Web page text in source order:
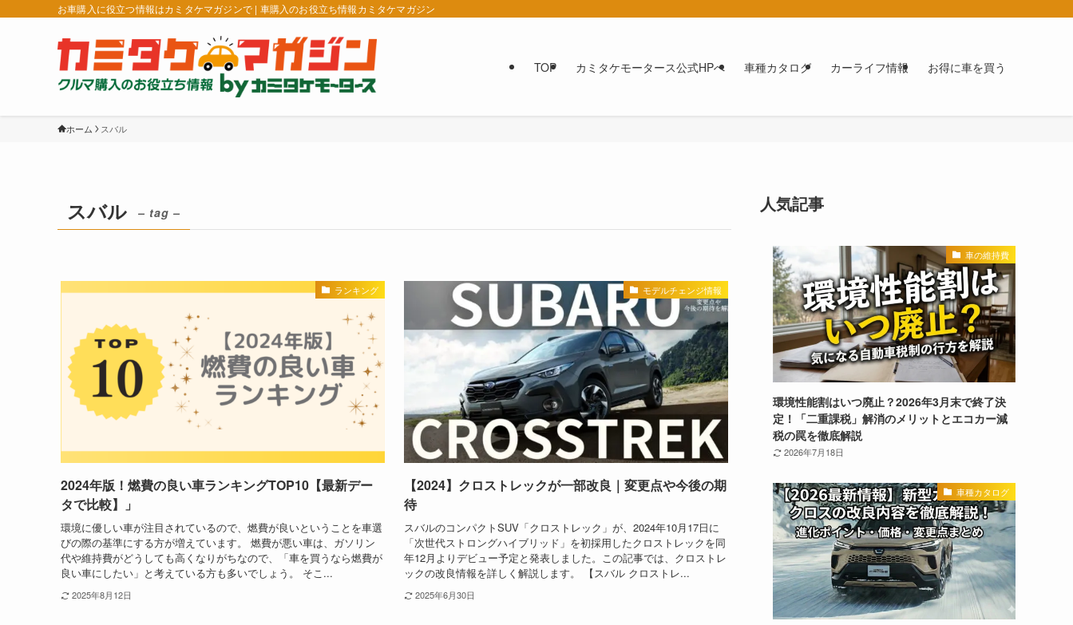
お車購入に役立つ情報はカミタケマガジンで | 車購入のお役立ち情報カミタケマガジン
TOP カミタケモータース公式HPへ 車種カタログ カーライフ情報 お得に車を買う
ホーム スバル
スバル – tag –
ランキング
2024年版！燃費の良い車ランキングTOP10【最新デー
タで比較】」
環境に優しい車が注目されているので、燃費が良いということを車選
びの際の基準にする方が増えています。 燃費が悪い車は、ガソリン
代や維持費がどうしても高くなりがちなので、「車を買うなら燃費が
良い車にしたい」と考えている方も多いでしょう。 そこ...
2025年8月12日
モデルチェンジ情報
【2024】クロストレックが一部改良｜変更点や今後の期
待
スバルのコンパクトSUV「クロストレック」が、2024年10月17日に
「次世代ストロングハイブリッド」を初採用したクロストレックを同
年12月よりデビュー予定と発表しました。この記事では、クロストレ
ックの改良情報を詳しく解説します。 【スバル クロストレ...
2025年6月30日
人気記事
車の維持費
環境性能割はいつ廃止？2026年3月末で終了決
定！「二重課税」解消のメリットとエコカー減
税の罠を徹底解説
2026年7月18日
車種カタログ